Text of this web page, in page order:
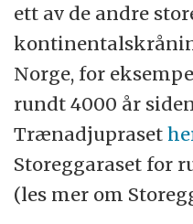
ett av de andre
Norge, for
rundt 4000 år
Trænadjupraset
Storeggaraset for
(les mer om